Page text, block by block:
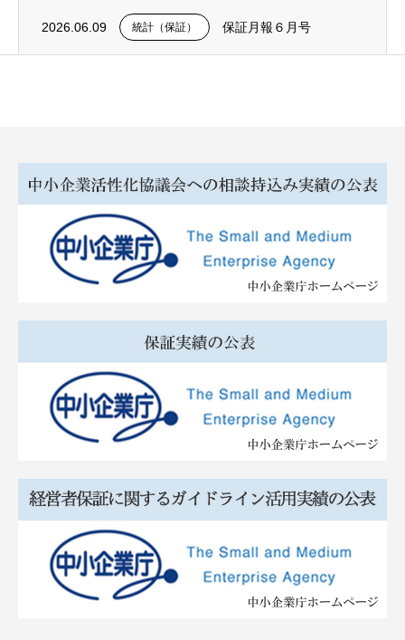
2026.06.09 統計（保証） 保証月報６月号